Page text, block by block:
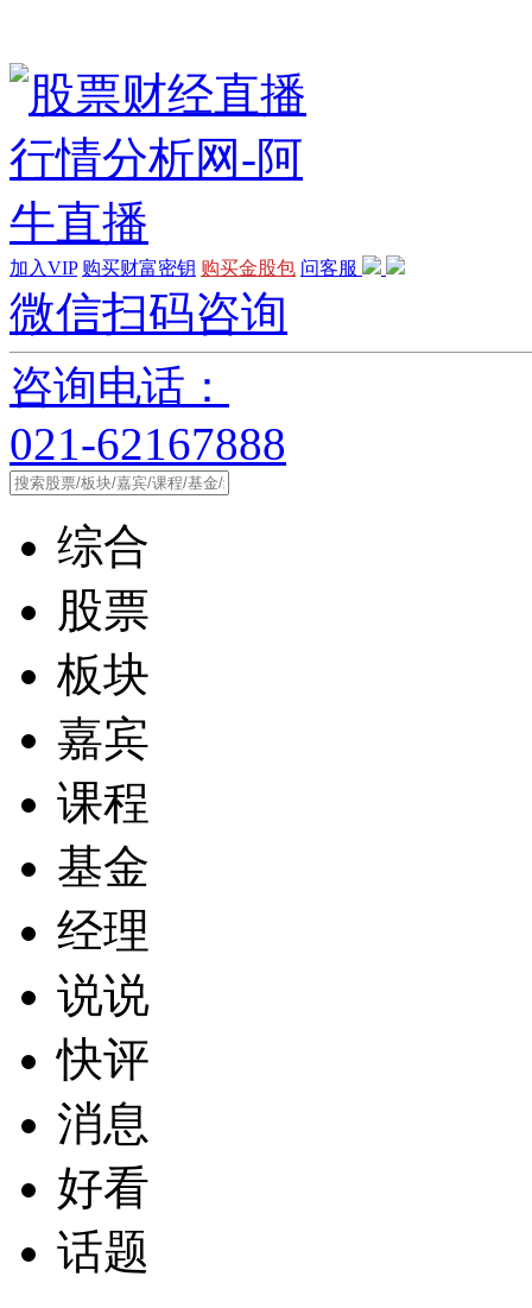
加入VIP 购买财富密钥 购买金股包 问客服
微信扫码咨询
咨询电话：
021-62167888
综合
股票
板块
嘉宾
课程
基金
经理
说说
快评
消息
好看
话题